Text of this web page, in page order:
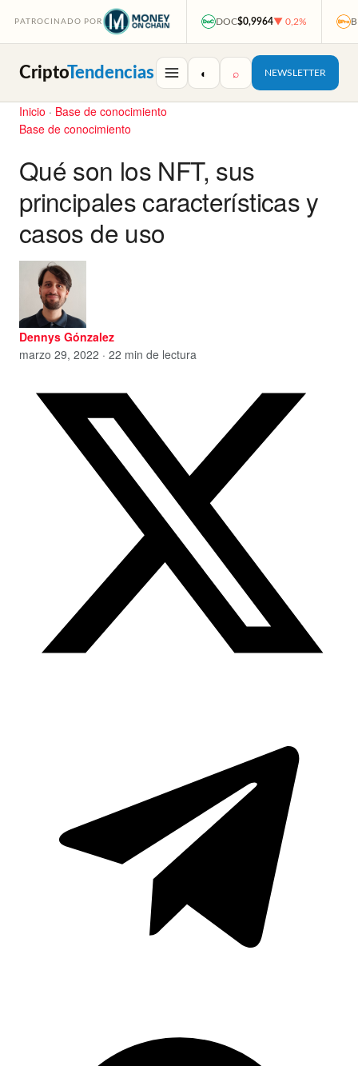
PATROCINADO POR DOC$0,9964▼ 0,2%
CriptoTendencias ◐ ⌕ NEWSLETTER
Inicio · Base de conocimiento
Base de conocimiento
Qué son los NFT, sus
principales características y
casos de uso
Dennys Gónzalez
marzo 29, 2022 · 22 min de lectura